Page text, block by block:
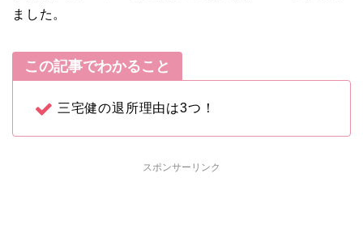
ました。
この記事でわかること
三宅健の退所理由は3つ！
スポンサーリンク